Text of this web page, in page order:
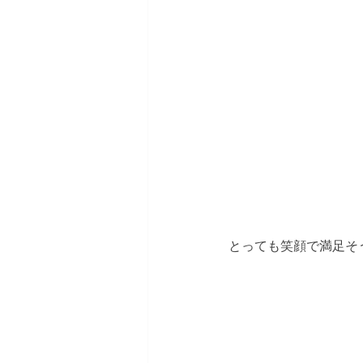
とっても笑顔で満足そ